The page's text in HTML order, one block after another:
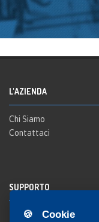
🍪 Cookie
L'AZIENDA
Chi Siamo
Contattaci
SUPPORTO
Registrazione al sito